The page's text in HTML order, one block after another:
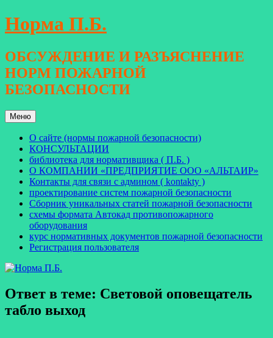
Перейти
к
Норма П.Б.
ОБСУЖДЕНИЕ И РАЗЪЯСНЕНИЕ
НОРМ ПОЖАРНОЙ
БЕЗОПАСНОСТИ
Меню
О сайте (нормы пожарной безопасности)
КОНСУЛЬТАЦИИ
библиотека для нормативщика ( П.Б. )
О КОМПАНИИ «ПРЕДПРИЯТИЕ ООО «АЛЬТАИР»
Контакты для связи с админом ( kontakty )
проектирование систем пожарной безопасности
Сборник уникальных статей пожарной безопасности
схемы формата Автокад противопожарного
оборудования
курс нормативных документов пожарной безопасности
Регистрация пользователя
Ответ в теме: Световой оповещатель
табло выход